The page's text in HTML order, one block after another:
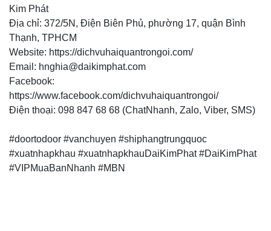
Kim Phát
Địa chỉ: 372/5N, Điện Biên Phủ, phường 17, quận Bình
Thạnh, TPHCM
Website: https://dichvuhaiquantrongoi.com/
Email: hnghia@daikimphat.com
Facebook:
https://www.facebook.com/dichvuhaiquantrongoi/
Điện thoại: 098 847 68 68 (ChatNhanh, Zalo, Viber, SMS)
#doortodoor #vanchuyen #shiphangtrungquoc
#xuatnhapkhau #xuatnhapkhauDaiKimPhat #DaiKimPhat
#VIPMuaBanNhanh #MBN